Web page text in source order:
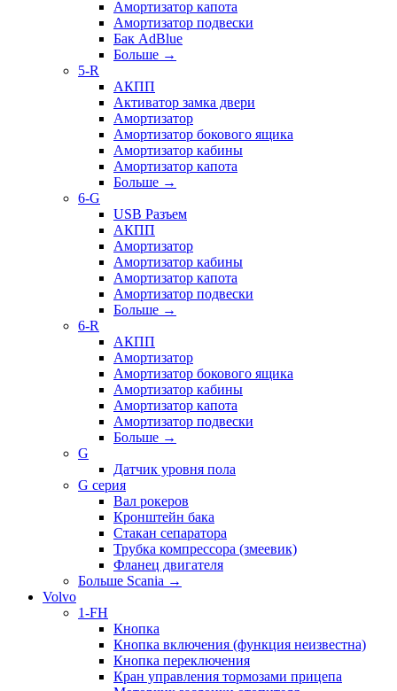
Амортизатор капота
Амортизатор подвески
Бак AdBlue
Больше →
5-R
АКПП
Активатор замка двери
Амортизатор
Амортизатор бокового ящика
Амортизатор кабины
Амортизатор капота
Больше →
6-G
USB Разъем
АКПП
Амортизатор
Амортизатор кабины
Амортизатор капота
Амортизатор подвески
Больше →
6-R
АКПП
Амортизатор
Амортизатор бокового ящика
Амортизатор кабины
Амортизатор капота
Амортизатор подвески
Больше →
G
Датчик уровня пола
G серия
Вал рокеров
Кронштейн бака
Стакан сепаратора
Трубка компрессора (змеевик)
Фланец двигателя
Больше Scania →
Volvo
1-FH
Кнопка
Кнопка включения (функция неизвестна)
Кнопка переключения
Кран управления тормозами прицепа